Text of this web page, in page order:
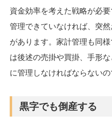
資金効率を考えた戦略が必
管理できていなければ、突
があります。家計管理も同
は後述の売掛や買掛、手形
に管理しなければならないの
黒字でも倒産する